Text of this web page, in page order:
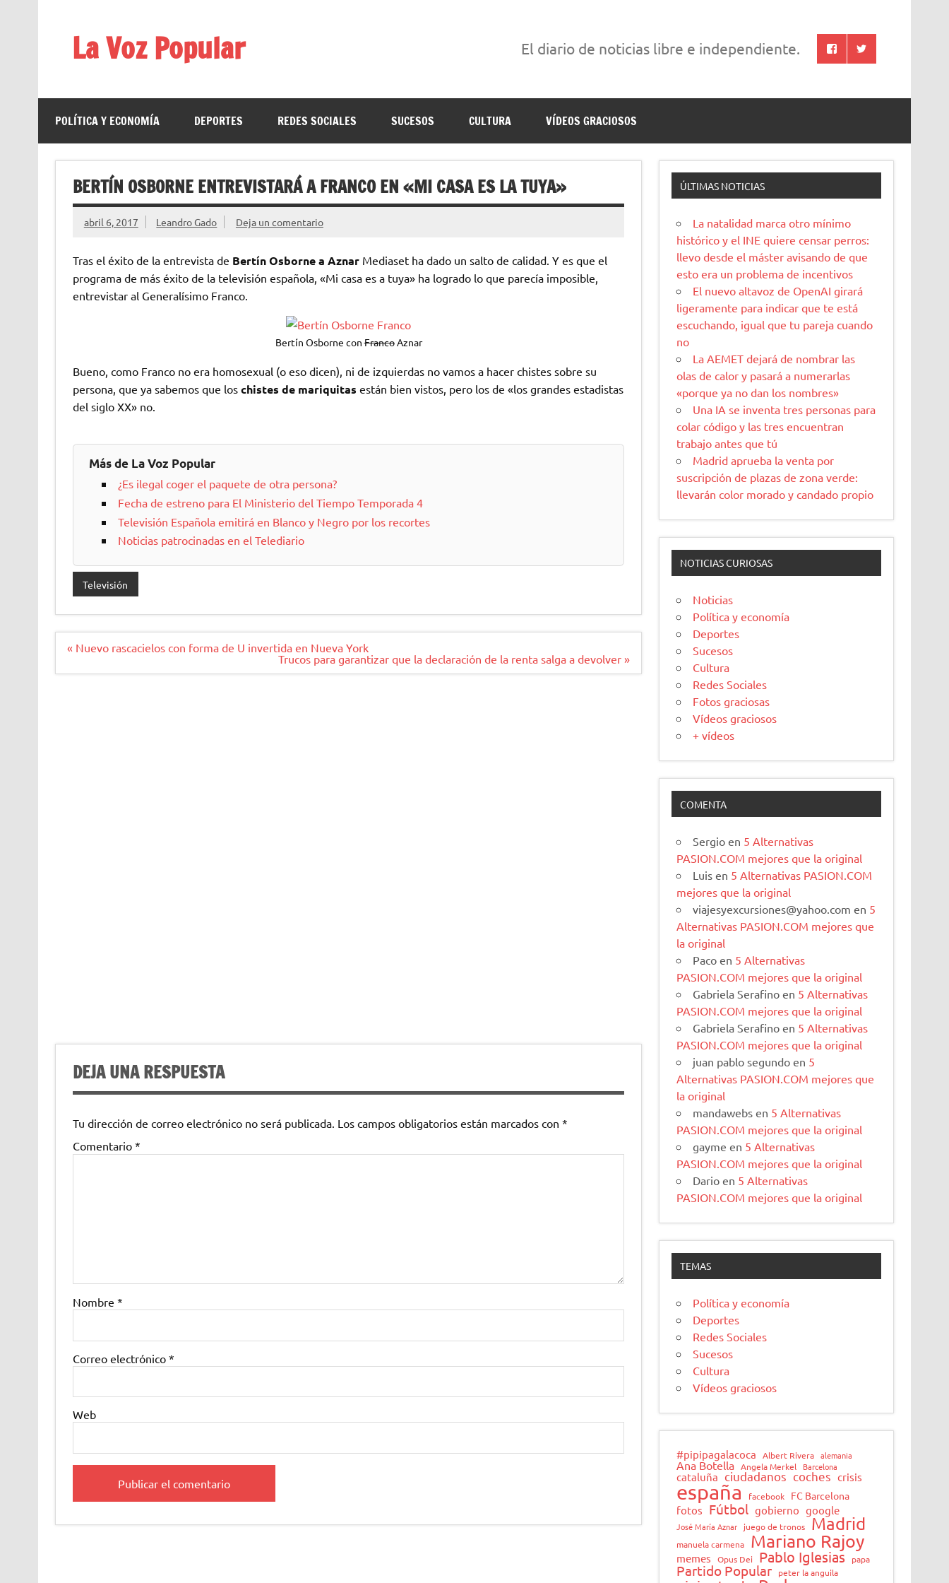
La Voz Popular El diario de noticias libre e independiente.
POLÍTICA Y ECONOMÍA DEPORTES REDES SOCIALES SUCESOS CULTURA VÍDEOS GRACIOSOS
BERTÍN OSBORNE ENTREVISTARÁ A FRANCO EN «MI CASA ES LA TUYA»
abril 6, 2017 Leandro Gado Deja un comentario
Tras el éxito de la entrevista de Bertín Osborne a AznarMediaset ha dado un salto de calidad. Y es que el
programa de más éxito de la televisión española, «Mi casa es a tuya» ha logrado lo que parecía imposible,
entrevistar al Generalísimo Franco.
Bertín Osborne conFrancoAznar
Bueno, como Franco no era homosexual (o eso dicen), ni de izquierdas no vamos a hacer chistes sobre su
persona, que ya sabemos que los chistes de mariquitas están bien vistos, pero los de «los grandes estadistas
del siglo XX» no.
Más de La Voz Popular
¿Es ilegal coger el paquete de otra persona?
Fecha de estreno para El Ministerio del Tiempo Temporada 4
Televisión Española emitirá en Blanco y Negro por los recortes
Noticias patrocinadas en el Telediario
Televisión
Navegación
« Nuevo rascacielos con forma de U invertida en Nueva York
Trucos para garantizar que la declaración de la renta salga a devolver »
DEJA UNA RESPUESTA
Tu dirección de correo electrónico no será publicada. Los campos obligatorios están marcados con *
Comentario *
Nombre *
Correo electrónico *
Web
ÚLTIMAS NOTICIAS
La natalidad marca otro mínimo
histórico y el INE quiere censar perros:
llevo desde el máster avisando de que
esto era un problema de incentivos
El nuevo altavoz de OpenAI girará
ligeramente para indicar que te está
escuchando, igual que tu pareja cuando
no
La AEMET dejará de nombrar las
olas de calor y pasará a numerarlas
«porque ya no dan los nombres»
Una IA se inventa tres personas para
colar código y las tres encuentran
trabajo antes que tú
Madrid aprueba la venta por
suscripción de plazas de zona verde:
llevarán color morado y candado propio
NOTICIAS CURIOSAS
Noticias
Política y economía
Deportes
Sucesos
Cultura
Redes Sociales
Fotos graciosas
Vídeos graciosos
+ vídeos
COMENTA
Sergio en 5 Alternativas
PASION.COM mejores que la original
Luis en 5 Alternativas PASION.COM
mejores que la original
viajesyexcursiones@yahoo.com en 5
Alternativas PASION.COM mejores que
la original
Paco en 5 Alternativas
PASION.COM mejores que la original
Gabriela Serafino en 5 Alternativas
PASION.COM mejores que la original
Gabriela Serafino en 5 Alternativas
PASION.COM mejores que la original
juan pablo segundo en 5
Alternativas PASION.COM mejores que
la original
mandawebs en 5 Alternativas
PASION.COM mejores que la original
gayme en 5 Alternativas
PASION.COM mejores que la original
Dario en 5 Alternativas
PASION.COM mejores que la original
TEMAS
Política y economía
Deportes
Redes Sociales
Sucesos
Cultura
Vídeos graciosos
#pipipagalacoca Albert Rivera alemania
Ana Botella Angela Merkel Barcelona
cataluña ciudadanos coches crisis
españa facebook FC Barcelona
fotos Fútbol gobierno google
José María Aznar juego de tronos Madrid
manuela carmena Mariano Rajoy
memes Opus Dei Pablo Iglesias papa
Partido Popular peter la anguila